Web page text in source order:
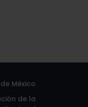
México
de la